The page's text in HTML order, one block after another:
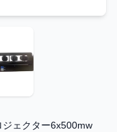
ジェクター6x500mw